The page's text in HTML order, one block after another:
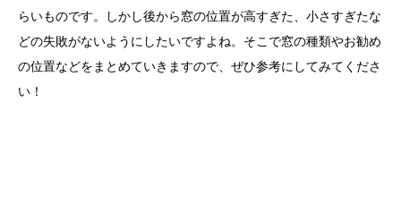
らいものです。しかし後から窓の位置が高すぎた、小さすぎたな
どの失敗がないようにしたいですよね。そこで窓の種類やお勧め
の位置などをまとめていきますので、ぜひ参考にしてみてくださ
い！